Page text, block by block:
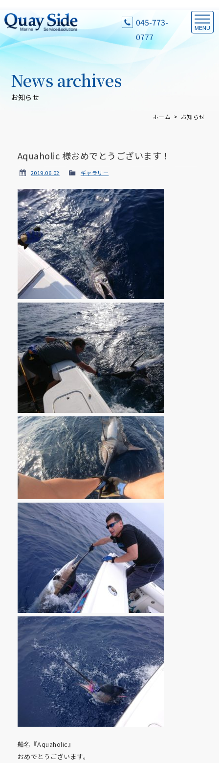
045-773-
0777
お知らせ
News archives
ホーム お知らせ
Aquaholic 様おめでとうございます！
2019.06.02 ギャラリー
船名『Aquaholic』
おめでとうございます。